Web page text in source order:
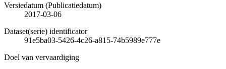
Versiedatum (Publicatiedatum)
2017-03-06
Dataset(serie) identificator
91e5ba03-5426-4c26-a815-74b5989e777e
Doel van vervaardiging